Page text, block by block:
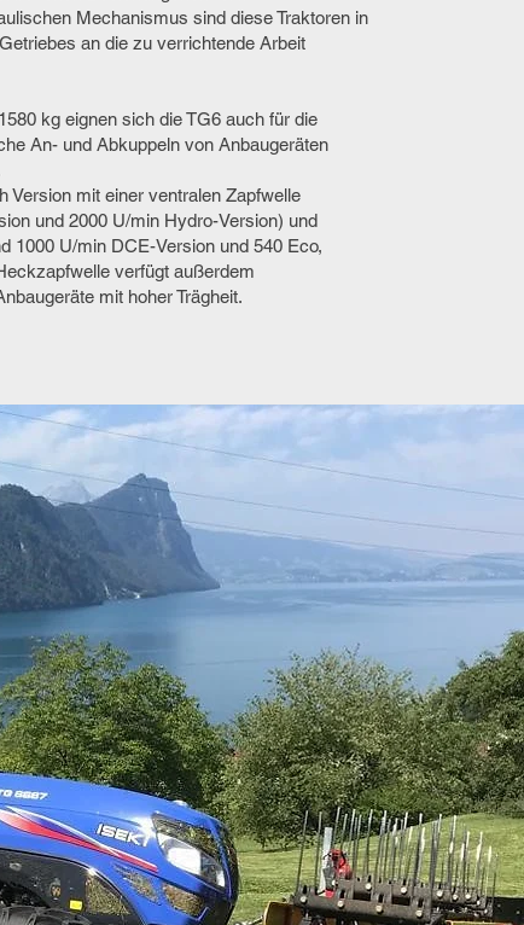
Mechanismus sind diese Traktoren in
an die zu verrichtende Arbeit
kg eignen sich die TG6 auch für die
An- und Abkuppeln von Anbaugeräten
Version mit einer ventralen Zapfwelle
und 2000 U/min Hydro-Version) und
1000 U/min DCE-Version und 540 Eco,
verfügt außerdem
mit hoher Trägheit.